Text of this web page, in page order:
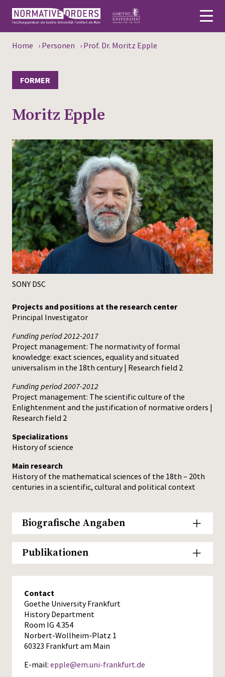
About
Research
Events
Publications
Media
Press
Home › Personen › Prof. Dr. Moritz Epple
FORMER
Moritz Epple
SONY DSC
Projects and positions at the research center
Principal Investigator
Funding period 2012-2017
Project management: The normativity of formal
knowledge: exact sciences, equality and situated
universalism in the 18th century | Research field 2
Funding period 2007-2012
Project management: The scientific culture of the
Enlightenment and the justification of normative orders |
Research field 2
Specializations
History of science
Main research
History of the mathematical sciences of the 18th – 20th
centuries in a scientific, cultural and political context
Biografische Angaben
Publikationen
Contact
Goethe University Frankfurt
History Department
Room IG 4.354
Norbert-Wollheim-Platz 1
60323 Frankfurt am Main
E-mail: epple@em.uni-frankfurt.de